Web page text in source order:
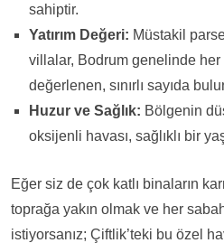
sahiptir.
Yatırım Değeri: Müstakil
villalar, Bodrum genelinde
değerlenen, sınırlı sayıda
Huzur ve Sağlık: Bölgenin
oksijenli havası, sağlıklı bir
Eğer siz de çok katlı binaların
toprağa yakın olmak ve her
istiyorsanız; Çiftlik’teki bu özel